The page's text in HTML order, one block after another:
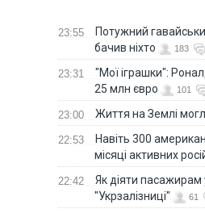
23:55
Потужний
бачив ніхто
183
23:31
"Мої іграшки":
25 млн євро
101
23:00 Життя на Землі
22:53
Навіть 300
місяці активних
22:42
Як діяти пасажирам
"Укрзалізниці"
61